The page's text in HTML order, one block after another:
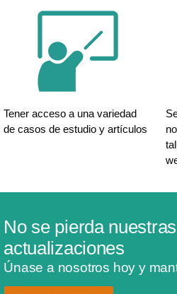
Tener acceso a una variedad
de casos de estudio y artículos
No se pierda
actualizaciones
Únase a nosotros hoy y